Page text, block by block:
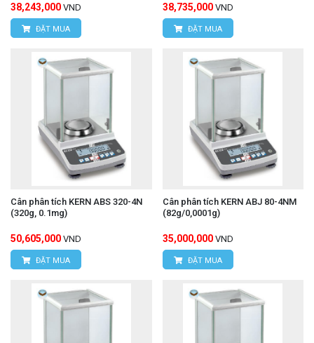
38,243,000 VND
ĐẶT MUA
38,735,000 VND
ĐẶT MUA
Cân phân tích KERN ABS 320-4N
(320g, 0.1mg)
50,605,000 VND
ĐẶT MUA
Cân phân tích KERN ABJ 80-4NM
(82g/0,0001g)
35,000,000 VND
ĐẶT MUA